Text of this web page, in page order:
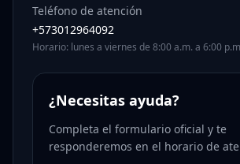
Teléfono de atención
+573012964092
Horario: lunes a viernes de 8:00 a.m. a 6:00
¿Necesitas ayuda?
Completa el formulario oficial y te
responderemos en el horario de